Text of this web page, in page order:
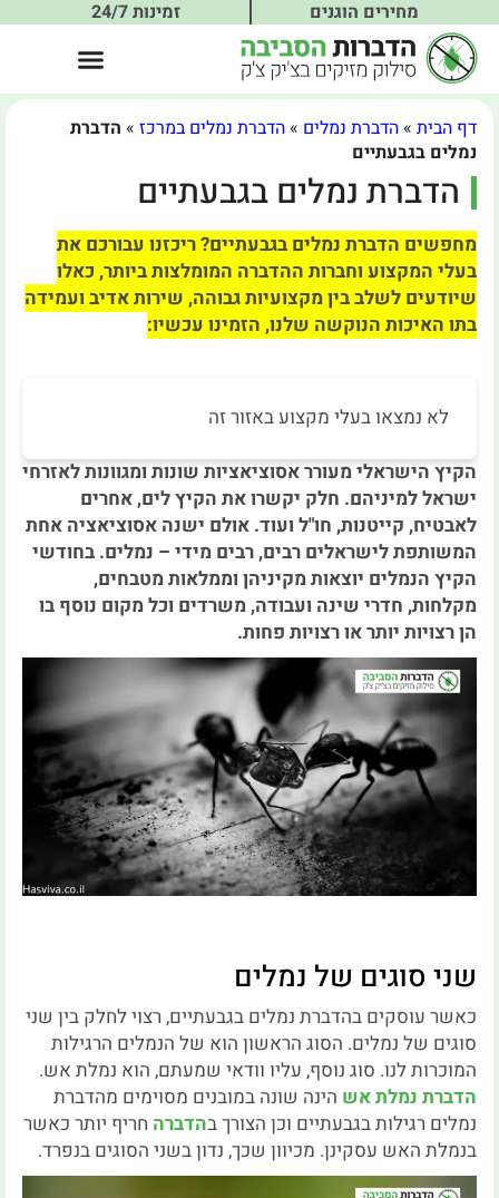
מחירים הוגנים זמינות 24/7
דף הבית »הדברת נמלים »הדברת נמלים במרכז » הדברת
נמלים בגבעתיים
הדברת נמלים בגבעתיים
מחפשים הדברת נמלים בגבעתיים? ריכזנו עבורכם את
בעלי המקצוע וחברות ההדברה המומלצות ביותר, כאלו
שיודעים לשלב בין מקצועיות גבוהה, שירות אדיב ועמידה
בתו האיכות הנוקשה שלנו, הזמינו עכשיו:
לא נמצאו בעלי מקצוע באזור זה
הקיץ הישראלי מעורר אסוציאציות שונות ומגוונות לאזרחי
ישראל למיניהם. חלק יקשרו את הקיץ לים, אחרים
לאבטיח, קייטנות, חו"ל ועוד. אולם ישנה אסוציאציה אחת
המשותפת לישראלים רבים, רבים מידי – נמלים. בחודשי
הקיץ הנמלים יוצאות מקיניהן וממלאות מטבחים,
מקלחות, חדרי שינה ועבודה, משרדים וכל מקום נוסף בו
הן רצויות יותר או רצויות פחות.
שני סוגים של נמלים
כאשר עוסקים בהדברת נמלים בגבעתיים, רצוי לחלק בין שני
סוגים של נמלים. הסוג הראשון הוא של הנמלים הרגילות
המוכרות לנו. סוג נוסף, עליו וודאי שמעתם, הוא נמלת אש.
הדברת נמלת אש הינה שונה במובנים מסוימים מהדברת
נמלים רגילות בגבעתיים וכן הצורך בהדברה חריף יותר כאשר
בנמלת האש עסקינן. מכיוון שכך, נדון בשני הסוגים בנפרד.